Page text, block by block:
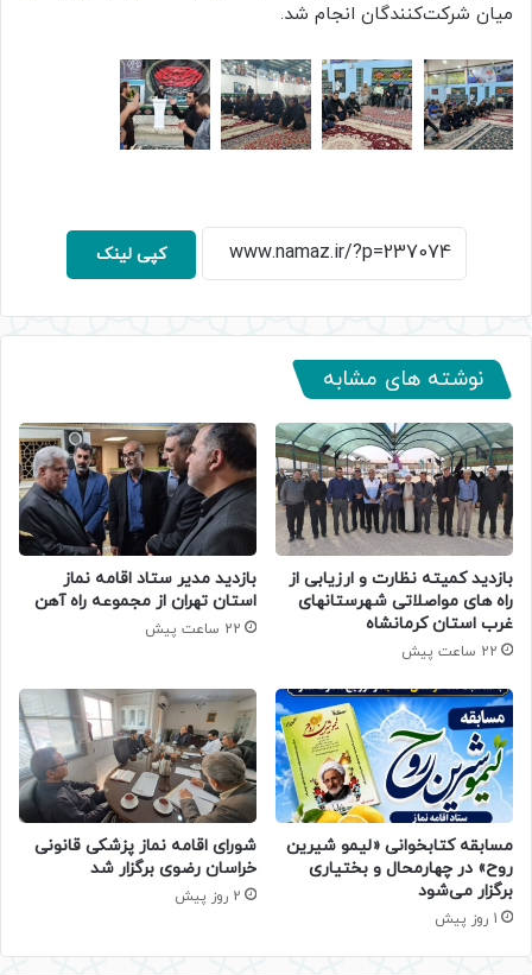
میان شرکت‌کنندگان انجام شد.
کپی لینک
نوشته های مشابه
بازدید کمیته نظارت و ارزیابی از
راه های مواصلاتی شهرستانهای
غرب استان کرمانشاه
22 ساعت پیش
بازدید مدیر ستاد اقامه نماز
استان تهران از مجموعه راه آهن
22 ساعت پیش
مسابقه کتابخوانی «لیمو شیرین
روح» در چهارمحال و بختیاری
برگزار می‌شود
1 روز پیش
شورای اقامه نماز پزشکی قانونی
خراسان رضوی برگزار شد
2 روز پیش